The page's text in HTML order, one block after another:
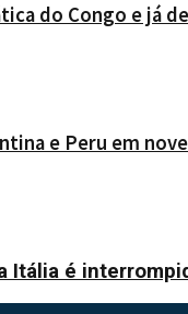
do Congo e já
e Peru em
Itália é